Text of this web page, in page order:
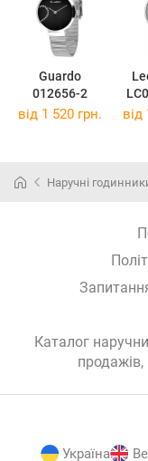
Guardo
012656-2
від 1 520 грн. від
Наручні
Каталог
продажів,
Україна